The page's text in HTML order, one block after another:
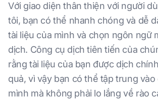
Với giao diện thân thiện với người
tôi, bạn có thể nhanh chóng và dễ
tài liệu của mình và chọn ngôn ngữ
dịch. Công cụ dịch tiên tiến của
rằng tài liệu của bạn được dịch
quả, vì vậy bạn có thể tập trung
mình mà không phải lo lắng về rào